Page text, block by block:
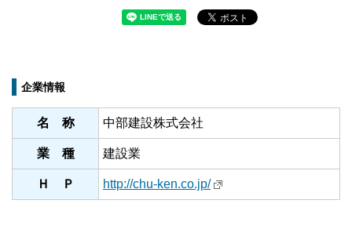
企業情報
名 称 中部建設株式会社
業 種 建設業
Ｈ Ｐ http://chu-ken.co.jp/